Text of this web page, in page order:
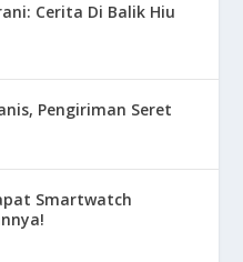
Cerita Di Balik Hiu
Pengiriman Seret
Smartwatch